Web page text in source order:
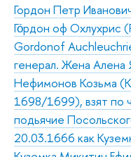
Гордон Петр
Го́рдон оф Охлухрис
Gordonof
генерал. Жена Алена
Нефимонов Козьма
1698/1699), взят по
подьячие
20.03.1666 как